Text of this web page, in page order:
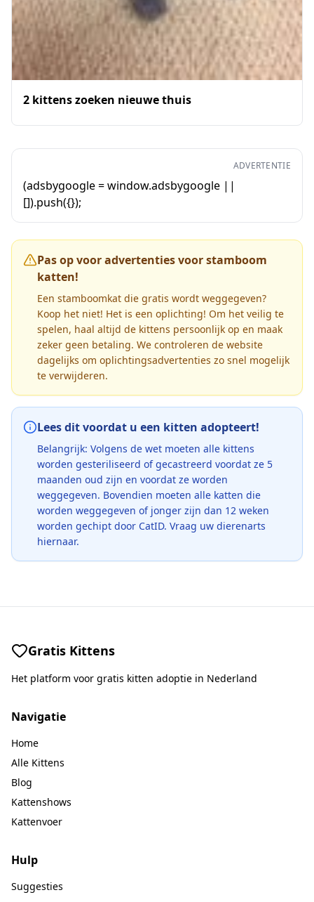
2 kittens zoeken nieuwe thuis
ADVERTENTIE
(adsbygoogle = window.adsbygoogle ||
[]).push({});
Pas op voor advertenties voor stamboom
katten!
Een stamboomkat die gratis wordt weggegeven?
Koop het niet! Het is een oplichting! Om het veilig te
spelen, haal altijd de kittens persoonlijk op en maak
zeker geen betaling. We controleren de website
dagelijks om oplichtingsadvertenties zo snel mogelijk
te verwijderen.
Lees dit voordat u een kitten adopteert!
Belangrijk: Volgens de wet moeten alle kittens
worden gesteriliseerd of gecastreerd voordat ze 5
maanden oud zijn en voordat ze worden
weggegeven. Bovendien moeten alle katten die
worden weggegeven of jonger zijn dan 12 weken
worden gechipt door CatID. Vraag uw dierenarts
hiernaar.
Gratis Kittens
Het platform voor gratis kitten adoptie in Nederland
Navigatie
Home
Alle Kittens
Blog
Kattenshows
Kattenvoer
Hulp
Suggesties